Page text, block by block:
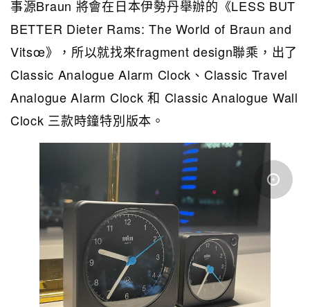
事源Braun 將會在日本伊勢丹舉辦的《LESS BUT
BETTER Dieter Rams: The World of Braun and
Vitsœ》，所以就找來fragment design聯乘，出了
Classic Analogue Alarm Clock、Classic Travel
Analogue Alarm Clock 和 Classic Analogue Wall
Clock 三款時鐘特別版本。